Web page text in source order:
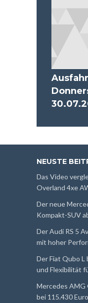
NEUSTE
Das Video
Overland 4xe
Der neue
Kompakt-SUV
Der Audi RS 5
mit hoher
Der Fiat Qubo
und Flexibilität
Mercedes
bei 115.430